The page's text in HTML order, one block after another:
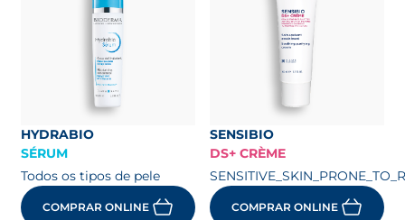
HYDRABIO
SÉRUM
Todos os tipos de pele
COMPRAR ONLINE
SENSIBIO
DS+ CRÈME
COMPRAR ONLINE